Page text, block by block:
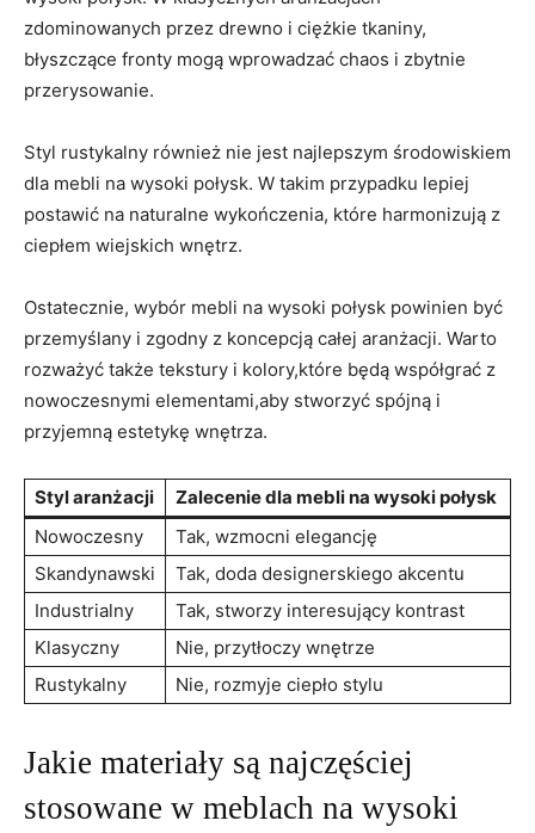
‌zdominowanych przez drewno i ciężkie tkaniny,
błyszczące fronty mogą wprowadzać chaos i⁤ zbytnie
przerysowanie.
Styl‍ rustykalny również nie ⁣jest najlepszym środowiskiem
dla mebli ⁢na wysoki połysk. W takim przypadku ⁤lepiej
postawić na naturalne wykończenia, które harmonizują z
ciepłem ‍wiejskich⁤ wnętrz.
Ostatecznie,‍ wybór mebli na wysoki połysk powinien być
przemyślany i zgodny z koncepcją całej aranżacji. ⁢Warto
rozważyć także ​tekstury i kolory,które będą ⁤współgrać z
nowoczesnymi elementami,aby stworzyć ‌spójną i
⁣przyjemną estetykę⁢ wnętrza.
Styl aranżacji
Zalecenie dla mebli na wysoki połysk
Nowoczesny
Tak, wzmocni⁤ elegancję
Skandynawski
Tak, doda designerskiego akcentu
Industrialny
Tak, stworzy interesujący ⁤kontrast
Klasyczny
Nie, przytłoczy wnętrze
Rustykalny
Nie,‍ rozmyje ciepło stylu
Jakie materiały są najczęściej
⁣stosowane w⁣ meblach ⁣na wysoki⁣